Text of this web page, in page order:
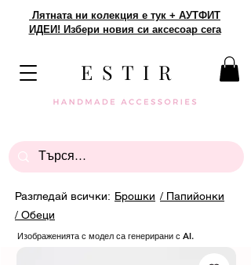
Лятната ни колекция е тук + АУТФИТ
ИДЕИ! Избери новия си аксесоар сега
E S T I R
Разгледай всички: Брошки / Папийонки
/ Обеци
Изображенията с модел са генерирани с AI.